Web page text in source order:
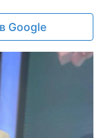
Google